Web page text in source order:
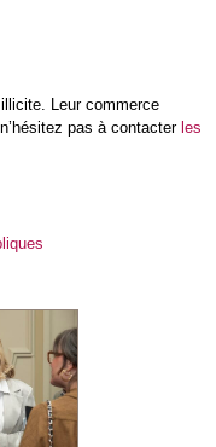
Leur commerce
pas à contacter les